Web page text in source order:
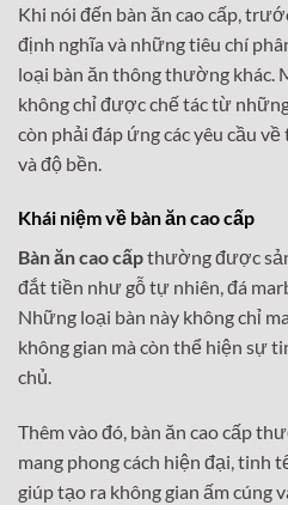
Khi nói đến bàn ăn cao cấp,
định nghĩa và những tiêu chí
loại bàn ăn thông thường khác.
không chỉ được chế tác từ
còn phải đáp ứng các yêu cầu
và độ bền.
Khái niệm về bàn ăn cao cấp
Bàn ăn cao cấpthường được
đắt tiền như gỗ tự nhiên, đá
Những loại bàn này không chỉ
không gian mà còn thể hiện sự
chủ.
Thêm vào đó, bàn ăn cao cấp
mang phong cách hiện đại, tinh
giúp tạo ra không gian ấm cúng